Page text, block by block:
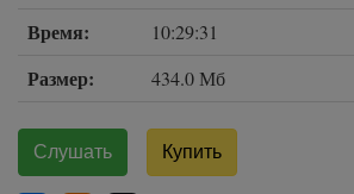
Время: 10:29:31
Размер: 434.0 Мб
Слушать Купить